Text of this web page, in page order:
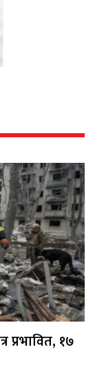
प्रभावित, १७